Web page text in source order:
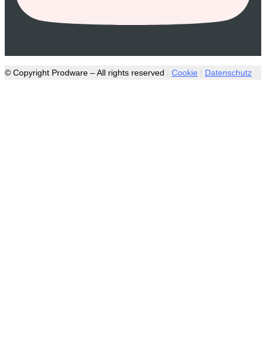
© Copyright Prodware – All rights reserved Cookie Datenschutz